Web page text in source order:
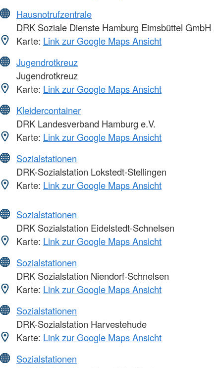
Hausnotrufzentrale
DRK Soziale Dienste Hamburg Eimsbüttel GmbH
Karte: Link zur Google Maps Ansicht
Jugendrotkreuz
Jugendrotkreuz
Karte: Link zur Google Maps Ansicht
Kleidercontainer
DRK Landesverband Hamburg e.V.
Karte: Link zur Google Maps Ansicht
Sozialstationen
DRK-Sozialstation Lokstedt-Stellingen
Karte: Link zur Google Maps Ansicht
Sozialstationen
DRK Sozialstation Eidelstedt-Schnelsen
Karte: Link zur Google Maps Ansicht
Sozialstationen
DRK Sozialstation Niendorf-Schnelsen
Karte: Link zur Google Maps Ansicht
Sozialstationen
DRK-Sozialstation Harvestehude
Karte: Link zur Google Maps Ansicht
Sozialstationen